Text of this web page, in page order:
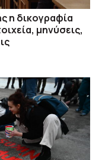
η δικογραφία
μηνύσεις,